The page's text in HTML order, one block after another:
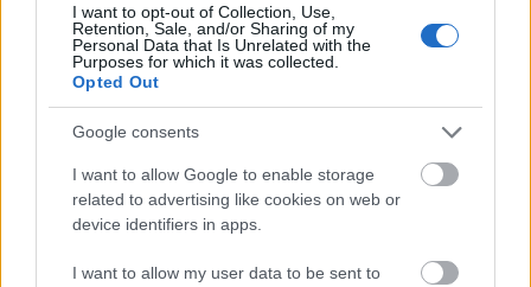
I want to opt-out of Collection, Use,
Retention, Sale, and/or Sharing of my
Personal Data that Is Unrelated with the
Purposes for which it was collected.
Opted Out
Google consents
I want to allow Google to enable storage
related to advertising like cookies on web or
device identifiers in apps.
I want to allow my user data to be sent to